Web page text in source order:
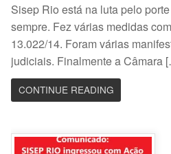
Sisep Rio está na luta pelo
sempre. Fez várias medidas
13.022/14. Foram várias
judiciais. Finalmente a Câmara
CONTINUE READING